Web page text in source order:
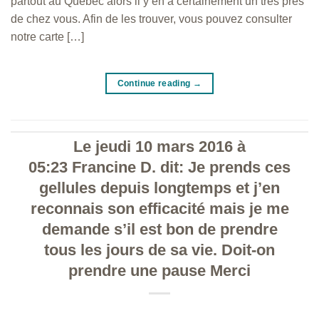
de chez vous. Afin de les trouver, vous pouvez consulter
notre carte […]
Continue reading →
Le jeudi 10 mars 2016 à
05:23 Francine D. dit: Je prends ces
gellules depuis longtemps et j’en
reconnais son efficacité mais je me
demande s’il est bon de prendre
tous les jours de sa vie. Doit-on
prendre une pause Merci